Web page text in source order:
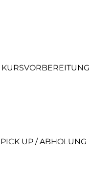
KURSVORBEREITUNG
PICK UP / ABHOLUNG